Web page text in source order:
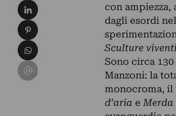
con
dagli esordi
Sculture viventi
Sono circa
Manzoni: la
monocroma, il
d’aria e Merda
Condividi su LinkedIn
Condividi su Pinterest
Condividi su WhatsApp
Condividi su Email